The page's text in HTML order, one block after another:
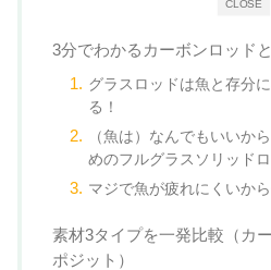
CLOSE
3分でわかるカーボンロッド
グラスロッドは魚と存分
る！
（魚は）なんでもいいか
めのフルグラスソリッド
マジで魚が疲れにくいか
素材3タイプを一発比較（カ
ポジット）